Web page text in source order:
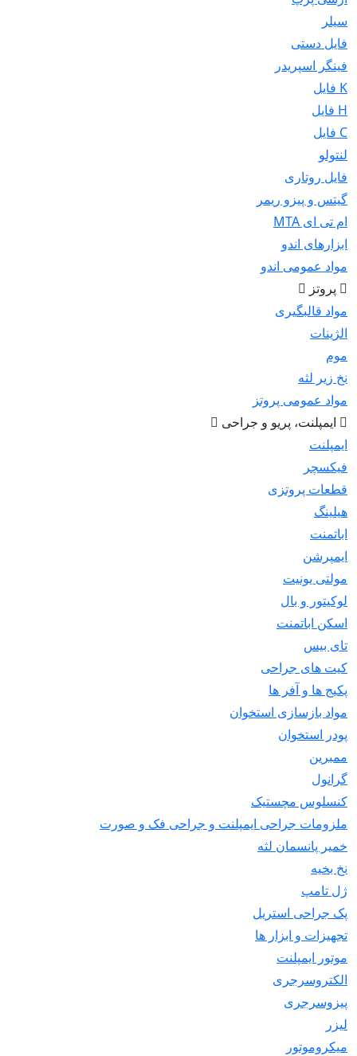
سیلر
فایل دستی
فینگر اسپریدر
K فایل
H فایل
C فایل
لنتولو
فایل روتاری
گیتس و پیزو ریمر
ام تی ای MTA
ابزارهای اندو
مواد عمومی اندو
پروتز
مواد قالبگیری
الژینات
موم
نخ زیر لثه
مواد عمومی پروتز
ایمپلنت، پریو و جراحی
ایمپلنت
فیکسچر
قطعات پروتزی
هیلینگ
اباتمنت
ایمپرشن
مولتی یونیت
لوکیتور و بال
اسکن اباتمنت
تای بیس
کیت های جراحی
پکیج ها و آفر ها
مواد بازسازی استخوان
پودر استخوان
ممبرین
گرانول
کنسلوس مچستیک
ملزومات جراحی ایمپلنت و جراحی فک و صورت
خمیر پانسمان لثه
نخ بخیه
ژل تامپ
پک جراحی استریل
تجهیزات و ابزار ها
موتور ایمپلنت
الکتروسرجری
پیزوسرجری
لیزر
میکروموتور